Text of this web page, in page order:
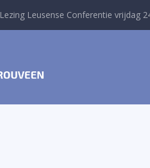
Lezing Leusense Conferentie vrijdag